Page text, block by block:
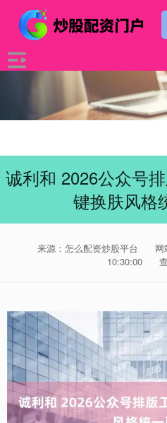
诚利和 2026公众号
键换肤风格
来源：怎么配资炒股平台 网
10:30:00